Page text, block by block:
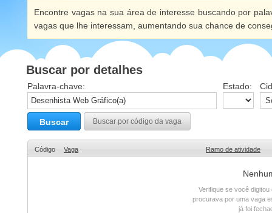
Encontre vagas na sua área de interesse buscando por
vagas que lhe interessam, aumentando sua chance de
Buscar por detalhes
Palavra-chave: Estado:
Buscar Buscar por código da vaga
Código Vaga Ramo de atividade
Verifique se você
procurava por uma vaga
já foi